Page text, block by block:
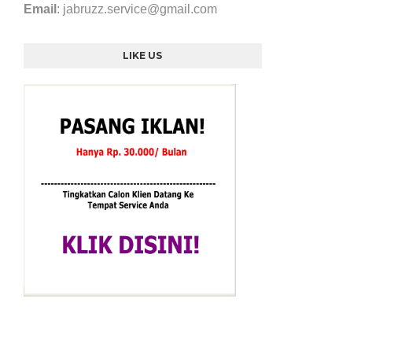
Email : jabruzz.service@gmail.com
LIKE US